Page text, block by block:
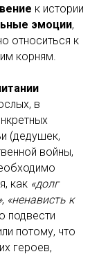
к истории
эмоции,
относиться к
корням.
в
(дедушек,
войны,
как «долг
, «ненависть к
подвести
потому, что
героев,